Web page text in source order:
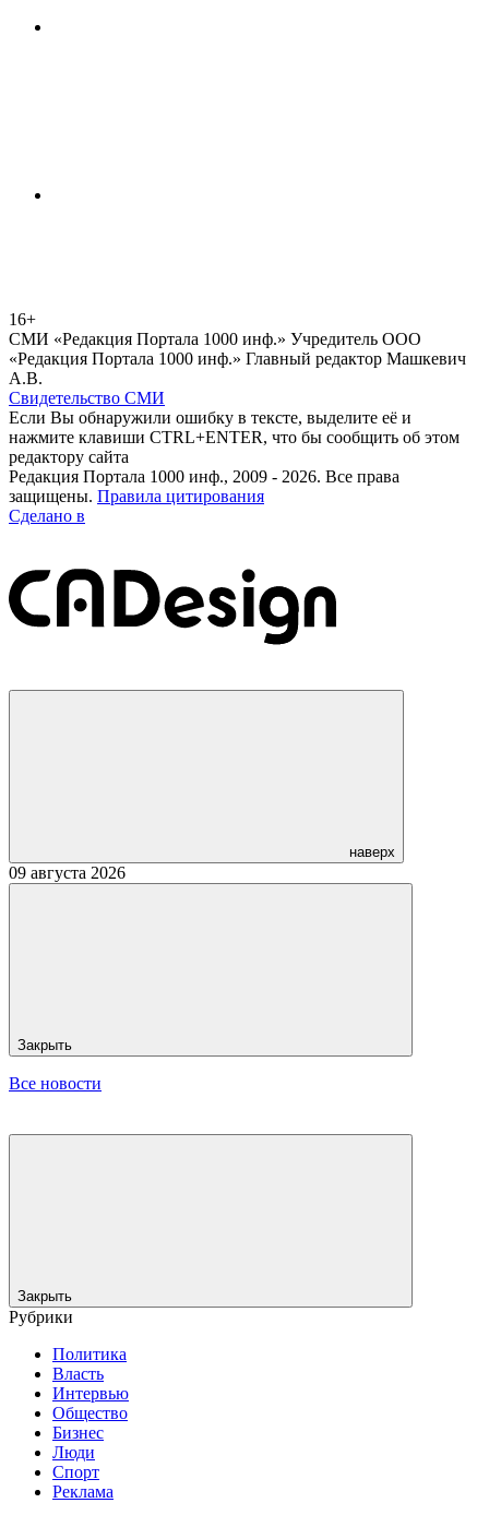
16+
СМИ «Редакция Портала 1000 инф.» Учредитель ООО
«Редакция Портала 1000 инф.» Главный редактор Машкевич
А.В.
Свидетельство СМИ
Если Вы обнаружили ошибку в тексте, выделите её и
нажмите клавиши CTRL+ENTER, что бы сообщить об этом
редактору сайта
Редакция Портала 1000 инф., 2009 - 2026. Все права
защищены. Правила цитирования
Сделано в
наверх
09 августа 2026
Закрыть
Все новости
Закрыть
Рубрики
Политика
Власть
Интервью
Общество
Бизнес
Люди
Спорт
Реклама